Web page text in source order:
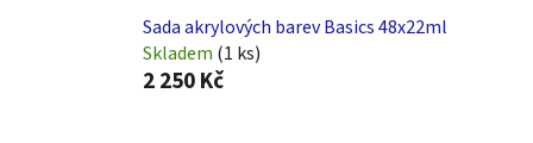
Sada akrylových barev Basics 48x22ml
Skladem (1 ks)
2 250 Kč